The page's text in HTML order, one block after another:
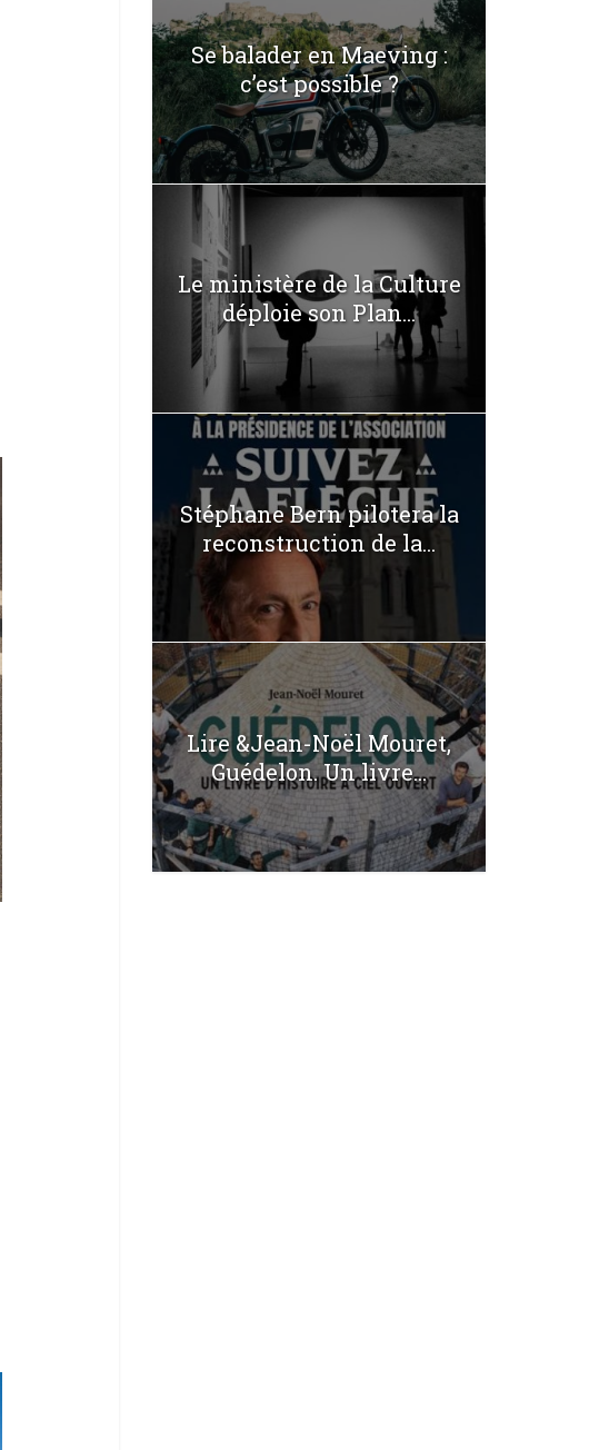
Se balader en Maeving :
c’est possible ?
Le ministère de la Culture
déploie son Plan...
Stéphane Bern pilotera la
reconstruction de la...
Lire &Jean-Noël Mouret,
Guédelon. Un livre...